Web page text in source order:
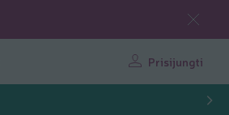
Prisijungti